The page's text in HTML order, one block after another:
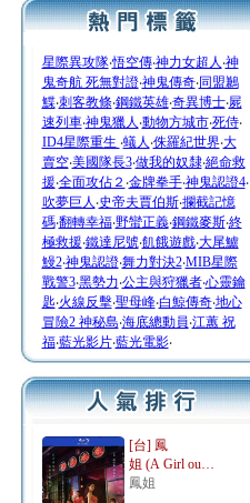
星際異攻隊‧悟空傳‧神力女超人 ‧神
鬼奇航 死無對證‧神鬼傳奇‧同盟鶼
鰈‧刺客教條‧鋼鐵英雄‧奇異博士‧屍
速列車‧神鬼獵人 ‧動物方城市‧死侍‧
ID4星際重生 ‧蟻人 ‧侏羅紀世界‧大
賣空‧美國隊長3‧做我的奴隸‧絕命救
援‧全面攻佔２ ‧金牌拳手‧神鬼認證4‧
吹夢巨人 ‧史帝夫賈伯斯‧攔截記憶
碼‧翻轉幸福‧野蠻正義‧鋼鐵麥斯‧終
極救援‧鐵達尼號‧飢餓遊戲‧大尾鱸
鰻2‧神鬼認證‧舞力對決2‧MIB星際
戰警3‧黑勢力‧公主與狩獵者‧心靈鑰
匙‧火線反擊‧聖母峰‧白鯨傳奇‧地心
冒險2 神秘島‧海底總動員‧江蕙 祝
福‧藍光影片‧藍光電影‧
[台] 鳳
姐 (A Girl ou…
鳳姐